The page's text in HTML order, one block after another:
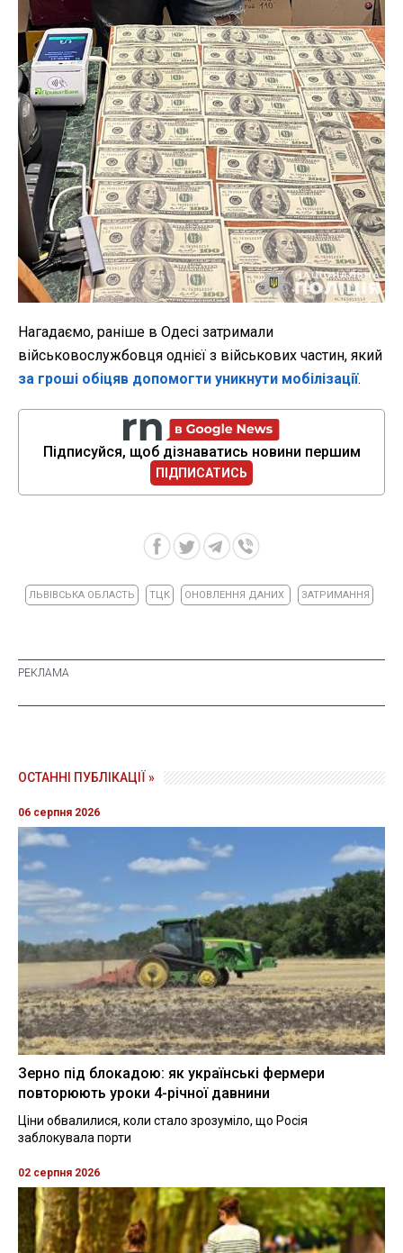
Нагадаємо, раніше в Одесі затримали
військовослужбовця однієї з військових частин, який
за гроші обіцяв допомогти уникнути мобілізації.
Підписуйся, щоб дізнаватись новини першим
ПІДПИСАТИСЬ
ЛЬВІВСЬКА ОБЛАСТЬ ТЦК ОНОВЛЕННЯ ДАНИХ ЗАТРИМАННЯ
ОСТАННІ ПУБЛІКАЦІЇ »
06 серпня 2026
Зерно під блокадою: як українські фермери
повторюють уроки 4-річної давнини
Ціни обвалилися, коли стало зрозуміло, що Росія
заблокувала порти
02 серпня 2026